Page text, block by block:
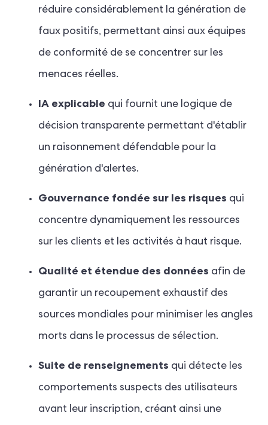
réduire considérablement la génération de
faux positifs, permettant ainsi aux équipes
de conformité de se concentrer sur les
menaces réelles.
IA explicable qui fournit une logique de
décision transparente permettant d'établir
un raisonnement défendable pour la
génération d'alertes.
Gouvernance fondée sur les risques qui
concentre dynamiquement les ressources
sur les clients et les activités à haut risque.
Qualité et étendue des données afin de
garantir un recoupement exhaustif des
sources mondiales pour minimiser les angles
morts dans le processus de sélection.
Suite de renseignements qui détecte les
comportements suspects des utilisateurs
avant leur inscription, créant ainsi une